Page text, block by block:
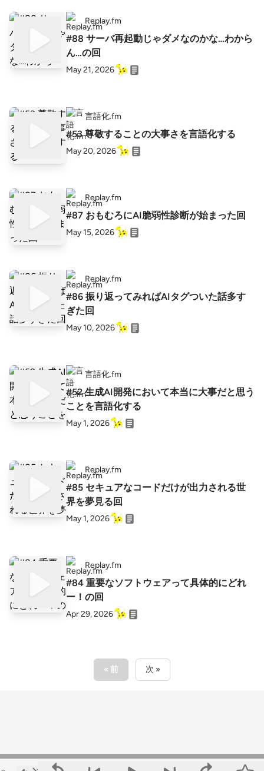
Replay.fm
#88 サーバ再起動じゃダメなのかな…わから
ん…の回
May 21, 2026
言語化.fm
#53 尊敬することの大事さを言語化する
May 20, 2026
Replay.fm
#87 おもむろにAI脆弱性診断が始まった回
May 15, 2026
Replay.fm
#86 振り返ってみればAIタグついた話多す
ぎた回
May 10, 2026
言語化.fm
#52 生成AI開発において本当に大事だと思う
ことを言語化する
May 1, 2026
Replay.fm
#85 セキュアなコードだけが出力される世
界を夢見る回
May 1, 2026
Replay.fm
#84 重要なソフトウェアって具体的にどれ
ー！の回
Apr 29, 2026
« 前 次 »